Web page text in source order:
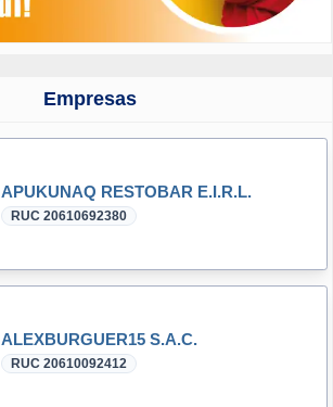
Empresas
APUKUNAQ RESTOBAR E.I.R.L.
RUC 20610692380
ALEXBURGUER15 S.A.C.
RUC 20610092412